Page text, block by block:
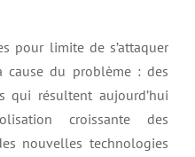
pour limite de s’attaquer
cause du problème : des
qui résultent aujourd’hui
croissante des
nouvelles technologies